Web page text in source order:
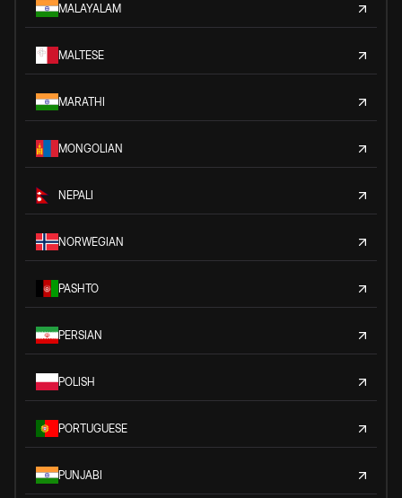
MALAYALAM
MALTESE
MARATHI
MONGOLIAN
NEPALI
NORWEGIAN
PASHTO
PERSIAN
POLISH
PORTUGUESE
PUNJABI